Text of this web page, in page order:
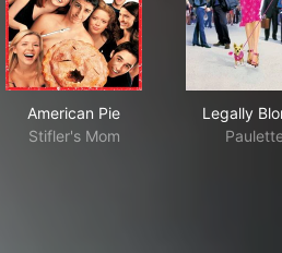
American Pie
Stifler's Mom
Legally